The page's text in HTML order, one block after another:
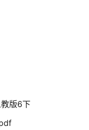
版6下